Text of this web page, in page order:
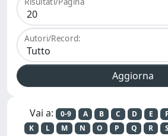
Autori/Record:
Vai a: 0-9 A B C D E F
K
L M N O P Q R S